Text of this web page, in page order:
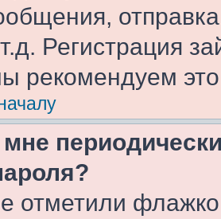
Регистрация
рекомендуем
отметили